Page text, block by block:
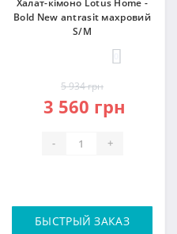
Bold New antrasit махровий
S/M
5 934 грн
3 560 грн
- +
БЫСТРЫЙ ЗАКАЗ